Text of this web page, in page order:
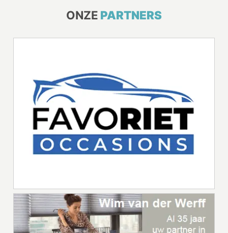
ONZE PARTNERS